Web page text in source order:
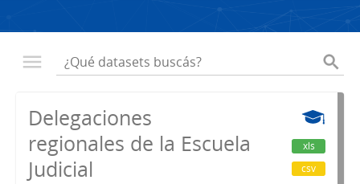
Delegaciones
regionales de la Escuela
Judicial
xls
csv